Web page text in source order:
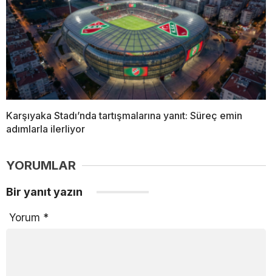
Karşıyaka Stadı’nda tartışmalarına yanıt: Süreç emin
adımlarla ilerliyor
YORUMLAR
Bir yanıt yazın
Yorum *